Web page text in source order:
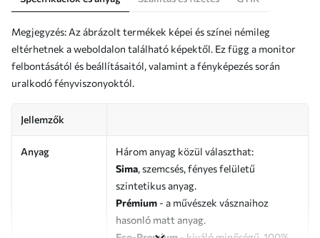
Megjegyzés: Az ábrázolt termékek képei és színei némileg
eltérhetnek a weboldalon található képektől. Ez függ a monitor
felbontásától és beállításaitól, valamint a fényképezés során
uralkodó fényviszonyoktól.
Jellemzők
Anyag
Három anyag közül választhat:
Sima, szemcsés, fényes felületű
szintetikus anyag.
Prémium - a művészek vásznaihoz
hasonló matt anyag.